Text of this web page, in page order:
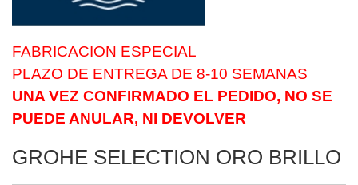
FABRICACION ESPECIAL
PLAZO DE ENTREGA DE 8-10 SEMANAS
UNA VEZ CONFIRMADO EL PEDIDO, NO SE
PUEDE ANULAR, NI DEVOLVER
GROHE SELECTION ORO BRILLO